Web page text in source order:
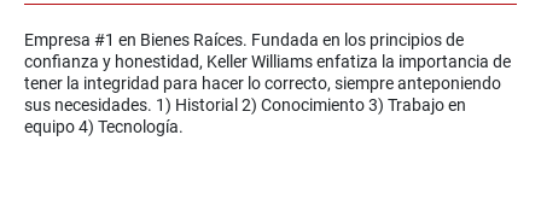
Empresa #1 en Bienes Raíces. Fundada en los principios de
confianza y honestidad, Keller Williams enfatiza la importancia de
tener la integridad para hacer lo correcto, siempre anteponiendo
sus necesidades. 1) Historial 2) Conocimiento 3) Trabajo en
equipo 4) Tecnología.